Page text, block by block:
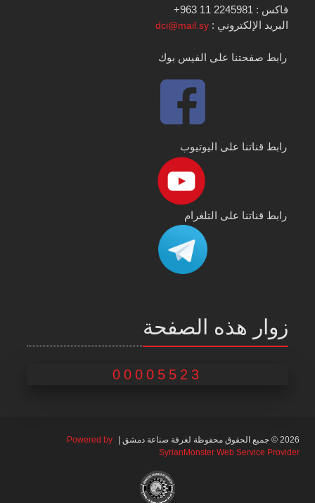
فاكس : 2245981 11 963+
البريد الإلكتروني :dci@mail.sy
رابط صفحتنا على الفيس بوك
رابط قناتنا على اليوتيوب
رابط قناتنا على التلغرام
زوار هذه الصفحة
00005523
2026 © جميع الحقوق محفوظة لغرفة صناعة دمشق |
Powered by
SyrianMonster Web Service Provider